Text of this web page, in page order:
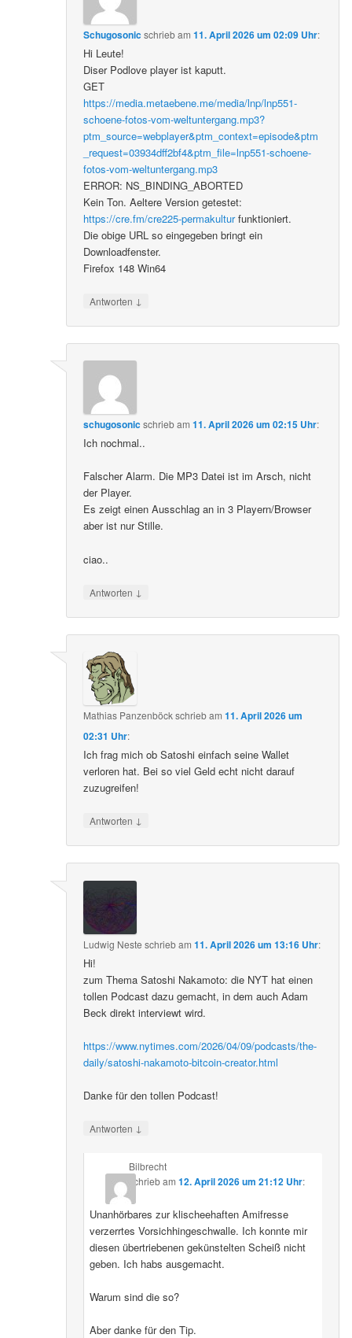
Schugosonicschriebam11. April 2026 um 02:09 Uhr:
Hi Leute!
Diser Podlove player ist kaputt.
GET
https://media.metaebene.me/media/lnp/lnp551-
schoene-fotos-vom-weltuntergang.mp3?
ptm_source=webplayer&ptm_context=episode&ptm
_request=03934dff2bf4&ptm_file=lnp551-schoene-
fotos-vom-weltuntergang.mp3
ERROR: NS_BINDING_ABORTED
Kein Ton. Aeltere Version getestet:
https://cre.fm/cre225-permakulturfunktioniert.
Die obige URL so eingegeben bringt ein
Downloadfenster.
Firefox 148 Win64
Antworten ↓
schugosonicschriebam11. April 2026 um 02:15 Uhr:
Ich nochmal..
Falscher Alarm. Die MP3 Datei ist im Arsch, nicht
der Player.
Es zeigt einen Ausschlag an in 3 Playern/Browser
aber ist nur Stille.
ciao..
Antworten ↓
Mathias Panzenböckschriebam11. April 2026 um
02:31 Uhr:
Ich frag mich ob Satoshi einfach seine Wallet
verloren hat. Bei so viel Geld echt nicht darauf
zuzugreifen!
Antworten ↓
Ludwig Neste schriebam11. April 2026 um 13:16 Uhr:
Hi!
zum Thema Satoshi Nakamoto: die NYT hat einen
tollen Podcast dazu gemacht, in dem auch Adam
Beck direkt interviewt wird.
https://www.nytimes.com/2026/04/09/podcasts/the-
daily/satoshi-nakamoto-bitcoin-creator.html
Danke für den tollen Podcast!
Antworten ↓
Bilbrecht
schriebam 12. April 2026 um 21:12 Uhr:
Unanhörbares zur klischeehaften Amifresse
verzerrtes Vorsichhingeschwalle. Ich konnte mir
diesen übertriebenen gekünstelten Scheiß nicht
geben. Ich habs ausgemacht.
Warum sind die so?
Aber danke für den Tip.